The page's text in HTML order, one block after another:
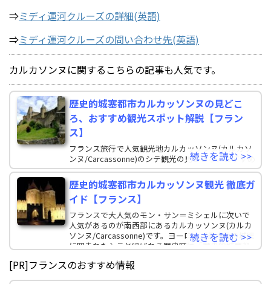
⇒ミディ運河クルーズの詳細(英語)
⇒ミディ運河クルーズの問い合わせ先(英語)
カルカソンヌに関するこちらの記事も人気です。
歴史的城塞都市カルカッソンヌの見どこ
ろ、おすすめ観光スポット解説【フラン
ス】
フランス旅行で人気観光地カルカッソンヌ(カルカソ
ンヌ/Carcassonne)のシテ観光の見どころ、おすすめ
の観光スポットを詳しくご紹介します。 カルカソン
ヌ シテの地図 歴史的城
続きを読む >>
歴史的城塞都市カルカッソンヌ観光 徹底ガ
イド【フランス】
フランスで大人気のモン・サン＝ミシェルに次いで
人気があるのが南西部にあるカルカッソンヌ(カルカ
ソンヌ/Carcassonne)です。ヨーロッパ最大級の城壁
に囲まれたシテと呼ばれる歴史区は「歴史的城塞都
続きを読む >>
[PR]フランスのおすすめ情報